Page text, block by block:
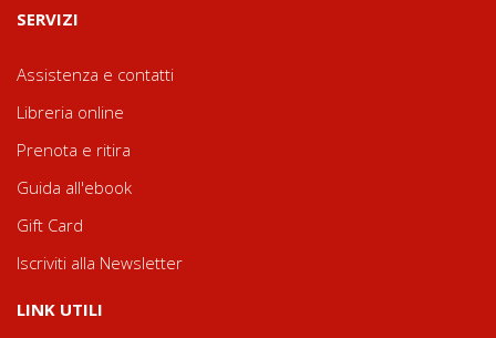
SERVIZI
Assistenza e contatti
Libreria online
Prenota e ritira
Guida all'ebook
Gift Card
Iscriviti alla Newsletter
LINK UTILI